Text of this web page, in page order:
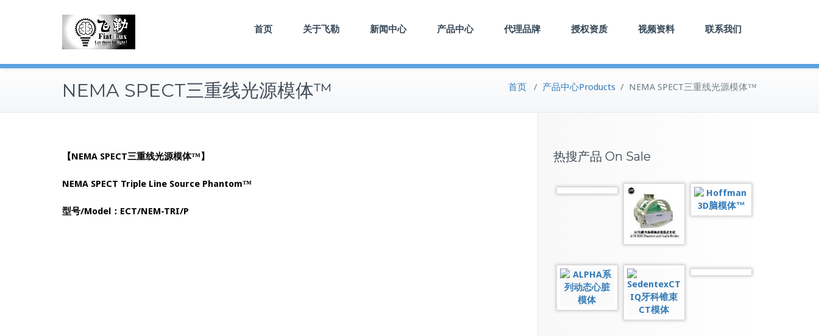
首页 关于飞勒 新闻中心 产品中心 代理品牌 授权资质 视频资料 联系我们
NEMA SPECT三重线光源模体™ 首页 / 产品中心Products / NEMA SPECT三重线光源模体™
【NEMA SPECT三重线光源模体™】
NEMA SPECT Triple Line Source Phantom™
型号/Model：ECT/NEM-TRI/P
热搜产品 On Sale